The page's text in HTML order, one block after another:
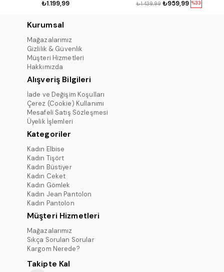
₺1.199,99 %33
₺959,99
₺1.439,99
Kurumsal
Mağazalarımız
Gizlilik & Güvenlik
Müşteri Hizmetleri
Hakkımızda
Alışveriş Bilgileri
İade ve Değişim Koşulları
Çerez (Cookie) Kullanımı
Mesafeli Satış Sözleşmesi
Üyelik İşlemleri
Kategoriler
Kadın Elbise
Kadın Tişört
Kadın Büstiyer
Kadın Ceket
Kadın Gömlek
Kadın Jean Pantolon
Kadın Pantolon
Müşteri Hizmetleri
Mağazalarımız
Sıkça Sorulan Sorular
Kargom Nerede?
Takipte Kal